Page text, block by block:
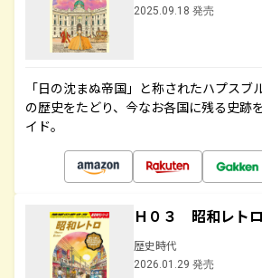
2025.09.18 発売
「日の沈まぬ帝国」と称されたハプスブ
の歴史をたどり、今なお各国に残る史跡
イド。
Ｈ０３ 昭和レトロ
歴史時代
2026.01.29 発売